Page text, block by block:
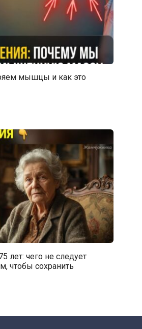
мышцы и как это
лет: чего не следует
чтобы сохранить